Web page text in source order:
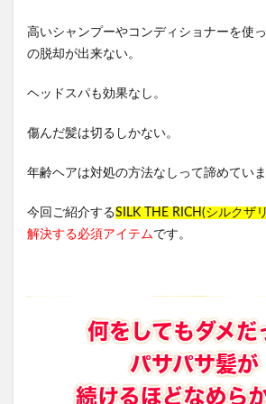
高いシャンプーやコンディショナーを使
の脱却が出来ない。
ヘッドスパも効果なし。
傷んだ髪は切るしかない。
年齢ヘアは対処の方法なしって諦めてい
今回ご紹介するSILK THE RICH(シルクザ
解決する必須アイテムです。